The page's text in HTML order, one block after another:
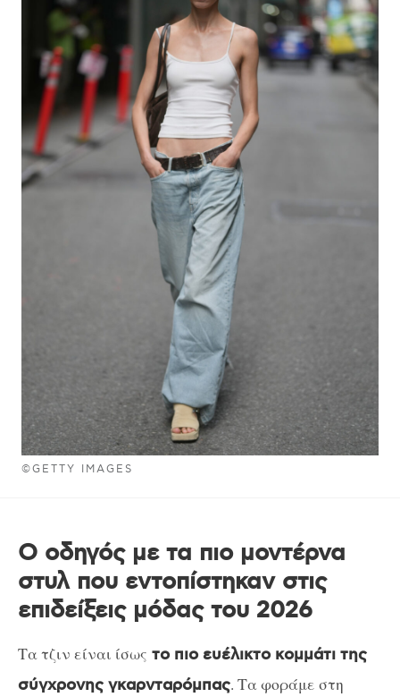
©GETTY IMAGES
Ο οδηγός με τα πιο μοντέρνα
στυλ που εντοπίστηκαν στις
επιδείξεις μόδας του 2026
Τα τζιν είναι ίσως το πιο ευέλικτο κομμάτι της
σύγχρονης γκαρνταρόμπας. Τα φοράμε στη